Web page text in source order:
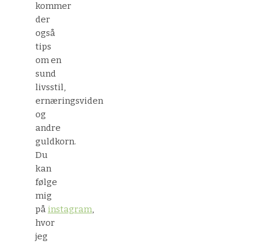
kommer
der
også
tips
om en
sund
livsstil,
ernæringsviden
og
andre
guldkorn.
Du
kan
følge
mig
på instagram,
hvor
jeg